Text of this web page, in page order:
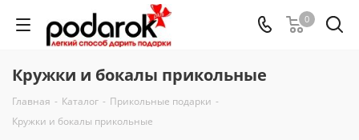
0
Кружки и бокалы прикольные
Главная - Каталог - Прикольные подарки -
Кружки и бокалы прикольные